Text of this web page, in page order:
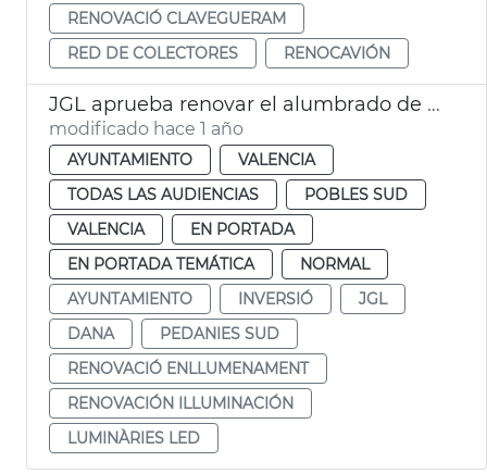
RENOVACIÓ CLAVEGUERAM
RED DE COLECTORES
RENOCAVIÓN
JGL aprueba renovar el alumbrado de pedanías afectadas dana
modificado hace 1 año
AYUNTAMIENTO
VALENCIA
TODAS LAS AUDIENCIAS
POBLES SUD
VALENCIA
EN PORTADA
EN PORTADA TEMÁTICA
NORMAL
AYUNTAMIENTO
INVERSIÓ
JGL
DANA
PEDANIES SUD
RENOVACIÓ ENLLUMENAMENT
RENOVACIÓN ILLUMINACIÓN
LUMINÀRIES LED